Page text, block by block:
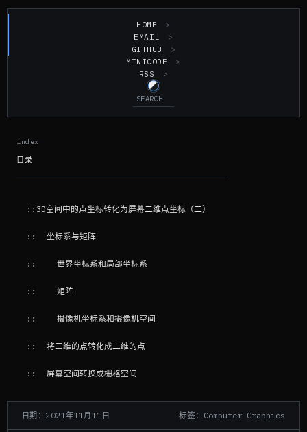
HOME
EMAIL
GITHUB
MINICODE
RSS
日期：2021年11月11日 标签：Computer Graphics
目录
3D空间中的点坐标转化为屏幕二维点坐标（二）
坐标系与矩阵
世界坐标系和局部坐标系
矩阵
摄像机坐标系和摄像机空间
将三维的点转化成二维的点
屏幕空间转换成栅格空间